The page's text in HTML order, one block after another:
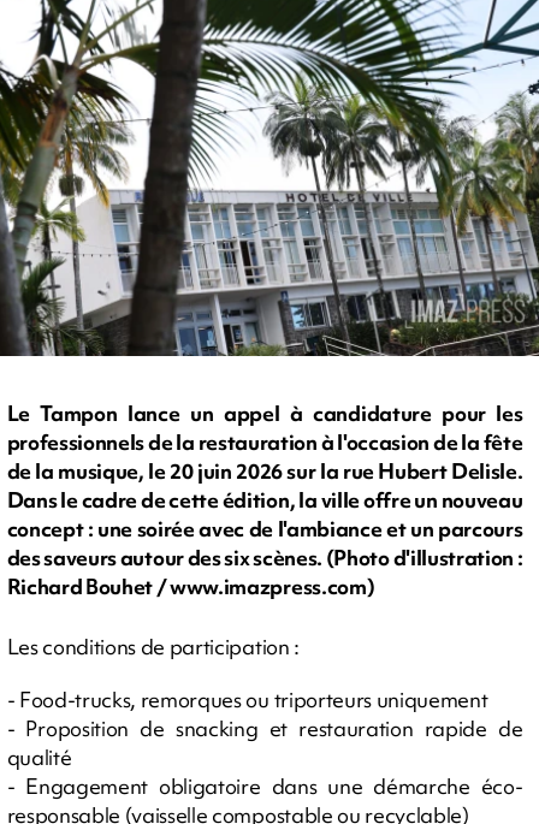
Le Tampon lance un appel à candidature pour les
professionnels de la restauration à l'occasion de la fête
de la musique, le 20 juin 2026 sur la rue Hubert Delisle.
Dans le cadre de cette édition, la ville offre un nouveau
concept : une soirée avec de l'ambiance et un parcours
des saveurs autour des six scènes. (Photo d'illustration :
Richard Bouhet / www.imazpress.com)
Les conditions de participation :
- Food-trucks, remorques ou triporteurs uniquement
- Proposition de snacking et restauration rapide de
qualité
- Engagement obligatoire dans une démarche éco-
responsable (vaisselle compostable ou recyclable)